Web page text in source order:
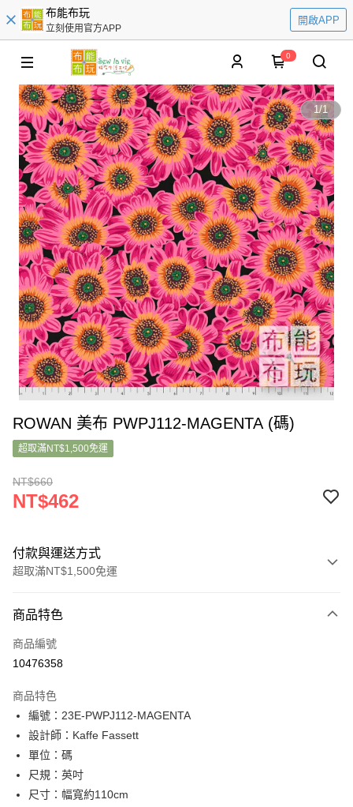
布能布玩
立刻使用官方APP
開啟APP
0
1/1
ROWAN 美布 PWPJ112-MAGENTA (碼)
超取滿NT$1,500免運
NT$660
NT$462
付款與運送方式
超取滿NT$1,500免運
信用卡一次付款
超商取貨付款
Apple Pay
街口支付
Google Pay
大哥付你分期
商品特色
商品編號
10476358
商品特色
編號：23E-PWPJ112-MAGENTA
設計師：Kaffe Fassett
單位：碼
尺規：英吋
尺寸：幅寬約110cm